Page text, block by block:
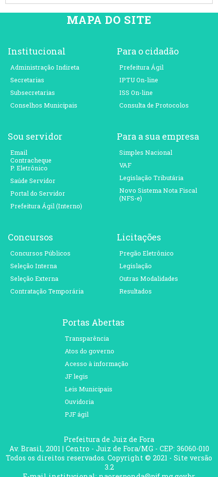
MAPA DO SITE
Institucional
Administração Indireta
Secretarias
Subsecretarias
Conselhos Municipais
Para o cidadão
Prefeitura Ágil
IPTU On-line
ISS On-line
Consulta de Protocolos
Sou servidor
Email
Contracheque
P. Eletrônico
Saúde Servidor
Portal do Servidor
Prefeitura Ágil (Interno)
Para a sua empresa
Simples Nacional
VAF
Legislação Tributária
Novo Sistema Nota Fiscal
(NFS-e)
Concursos
Concursos Públicos
Seleção Interna
Seleção Externa
Contratação Temporária
Licitações
Pregão Eletrônico
Legislação
Outras Modalidades
Resultados
Portas Abertas
Transparência
Atos do governo
Acesso à informação
JF legis
Leis Municipais
Ouvidoria
PJF ágil
Prefeitura de Juiz de Fora
Av. Brasil, 2001 | Centro - Juiz de Fora/MG - CEP: 36060-010
Todos os direitos reservados. Copyright © 2021 - Site versão
3.2